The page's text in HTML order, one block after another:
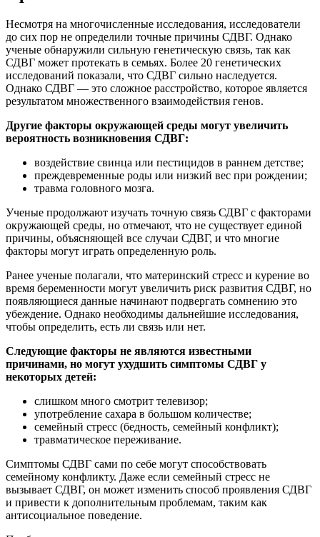
Несмотря на многочисленные исследования, исследователи
до сих пор не определили точные причины СДВГ. Однако
ученые обнаружили сильную генетическую связь, так как
СДВГ может протекать в семьях. Более 20 генетических
исследований показали, что СДВГ сильно наследуется.
Однако СДВГ — это сложное расстройство, которое является
результатом множественного взаимодействия генов.
Другие факторы окружающей среды могут увеличить
вероятность возникновения СДВГ:
воздействие свинца или пестицидов в раннем детстве;
преждевременные роды или низкий вес при рождении;
травма головного мозга.
Ученые продолжают изучать точную связь СДВГ с факторами
окружающей среды, но отмечают, что не существует единой
причины, объясняющей все случаи СДВГ, и что многие
факторы могут играть определенную роль.
Ранее ученые полагали, что материнский стресс и курение во
время беременности могут увеличить риск развития СДВГ, но
появляющиеся данные начинают подвергать сомнению это
убеждение. Однако необходимы дальнейшие исследования,
чтобы определить, есть ли связь или нет.
Следующие факторы не являются известными
причинами, но могут ухудшить симптомы СДВГ у
некоторых детей:
слишком много смотрит телевизор;
употребление сахара в большом количестве;
семейный стресс (бедность, семейный конфликт);
травматическое переживание.
Симптомы СДВГ сами по себе могут способствовать
семейному конфликту. Даже если семейный стресс не
вызывает СДВГ, он может изменить способ проявления СДВГ
и привести к дополнительным проблемам, таким как
антисоциальное поведение.